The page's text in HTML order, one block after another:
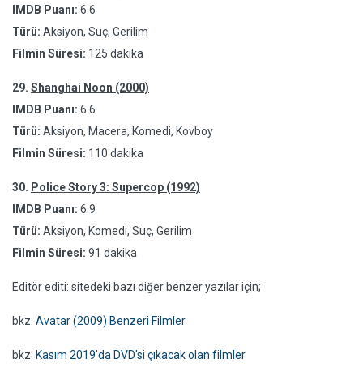
IMDB Puanı: 6.6
Türü: Aksiyon, Suç, Gerilim
Filmin Süresi: 125 dakika
29. Shanghai Noon (2000)
IMDB Puanı: 6.6
Türü: Aksiyon, Macera, Komedi, Kovboy
Filmin Süresi: 110 dakika
30. Police Story 3: Supercop (1992)
IMDB Puanı: 6.9
Türü: Aksiyon, Komedi, Suç, Gerilim
Filmin Süresi: 91 dakika
Editör editi: sitedeki bazı diğer benzer yazılar için;
bkz: Avatar (2009) Benzeri Filmler
bkz: Kasım 2019'da DVD'si çıkacak olan filmler